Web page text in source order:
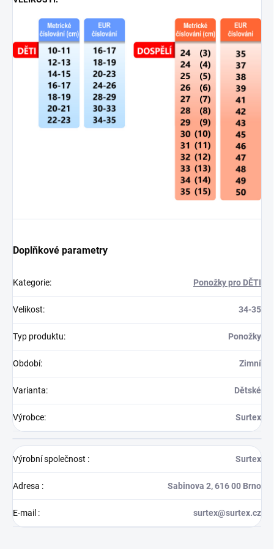
Doplňkové parametry
Kategorie: Ponožky pro DĚTI
Velikost: 34-35
Typ produktu: Ponožky
Období: Zimní
Varianta: Dětské
Výrobce: Surtex
Výrobní společnost : Surtex
Adresa : Sabinova 2, 616 00 Brno
E-mail : surtex@surtex.cz